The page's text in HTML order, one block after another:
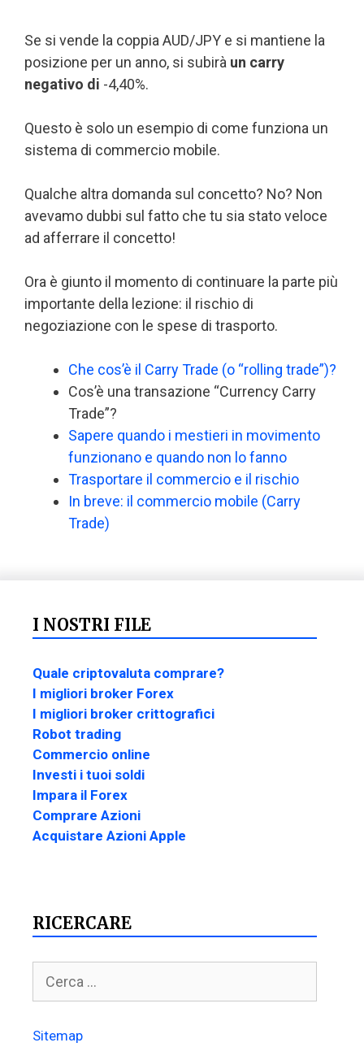
Se si vende la coppia AUD/JPY e si mantiene la
posizione per un anno, si subirà un carry
negativo di -4,40%.
Questo è solo un esempio di come funziona un
sistema di commercio mobile.
Qualche altra domanda sul concetto? No? Non
avevamo dubbi sul fatto che tu sia stato veloce
ad afferrare il concetto!
Ora è giunto il momento di continuare la parte più
importante della lezione: il rischio di
negoziazione con le spese di trasporto.
Che cos’è il Carry Trade (o “rolling trade”)?
Cos’è una transazione “Currency Carry
Trade”?
Sapere quando i mestieri in movimento
funzionano e quando non lo fanno
Trasportare il commercio e il rischio
In breve: il commercio mobile (Carry
Trade)
I NOSTRI FILE
Quale criptovaluta comprare?
I migliori broker Forex
I migliori broker crittografici
Robot trading
Commercio online
Investi i tuoi soldi
Impara il Forex
Comprare Azioni
Acquistare Azioni Apple
RICERCARE
Sitemap